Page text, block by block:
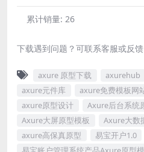
累计销量: 26
下载遇到问题？可联系客服或反馈
axure 原型下载 axurehub
axure元件库
axure免费模板网
axure原型设计
Axure后台系统
Axure大屏原型模板
Axure大数
axure高保真原型
易宝开户1.0